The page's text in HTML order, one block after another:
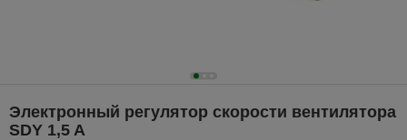
Электронный регулятор скорости вентилятора
SDY 1,5 A